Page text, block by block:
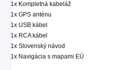
1x Kompletná kabeláž
1x GPS anténu
1x USB kábel
1x RCA kábel
1x Slovenský návod
1x Navigácia s mapami EÚ